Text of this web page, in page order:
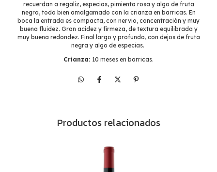
recuerdan a regaliz, especias, pimienta rosa y algo de fruta
negra, todo bien amalgamado con la crianza en barricas. En
boca la entrada es compacta, con nervio, concentración y muy
buena fluidez. Gran acidez y firmeza, de textura equilibrada y
muy buena redondez. Final largo y profundo, con dejos de fruta
negra y algo de especias.
Crianza: 10 meses en barricas.
Productos relacionados